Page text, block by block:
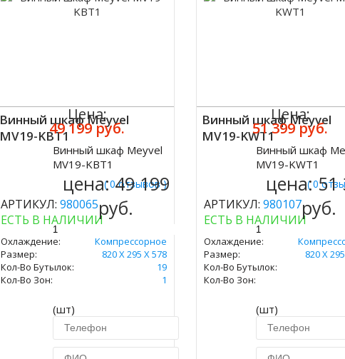
Винный шкаф Meyvel
MV19-KBT1
( 0 отзывов )
АРТИКУЛ: 980065
ЕСТЬ В НАЛИЧИИ
Охлаждение:
Компрессорное
Размер:
820 Х 295 Х 578
Кол-Во Бутылок:
19
Кол-Во Зон:
1
Цена:
49 199 руб.
Винный шкаф Meyvel
MV19-KBT1
цена:49 199
руб.
(шт)
Винный шкаф Meyvel
MV19-KWT1
( 0
АРТИКУЛ: 980107
ЕСТЬ В НАЛИЧИИ
Охлаждение:
Размер:
820 Х
Кол-Во Бутылок:
Кол-Во Зон:
Цена:
51 399 руб.
Винный шкаф
MV19-KWT1
цена:51
руб.
(шт)